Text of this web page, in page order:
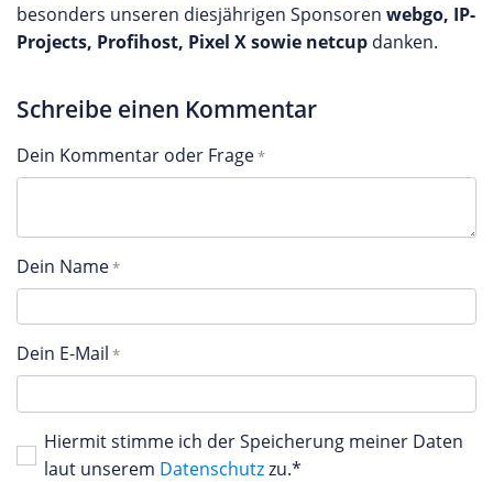
besonders unseren diesjährigen Sponsoren webgo, IP-
Projects, Profihost, Pixel X sowie netcup danken.
Schreibe einen Kommentar
Dein Kommentar oder Frage
Dein Name
Dein E-Mail
Hiermit stimme ich der Speicherung meiner Daten
laut unserem Datenschutzzu.*